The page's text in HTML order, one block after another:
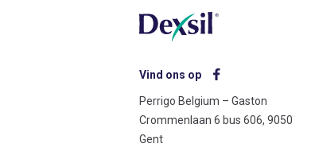
Vind ons op
Perrigo Belgium – Gaston
Crommenlaan 6 bus 606, 9050
Gent